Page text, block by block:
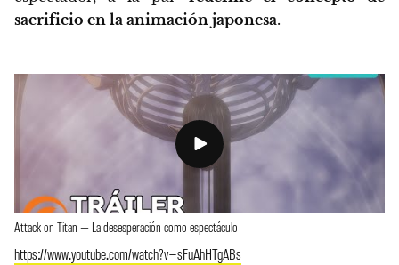
sacrificio en la animación japonesa.
Attack on Titan — La desesperación como espectáculo
https://www.youtube.com/watch?v=sFuAhHTgABs